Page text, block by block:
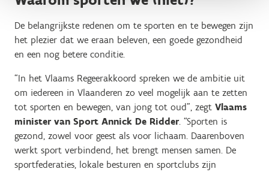
De belangrijkste redenen om te sporten en te bewegen zijn
het plezier dat we eraan beleven, een goede gezondheid
en een nog betere conditie.
“In het Vlaams Regeerakkoord spreken we de ambitie uit
om iedereen in Vlaanderen zo veel mogelijk aan te zetten
tot sporten en bewegen, van jong tot oud”, zegt Vlaams
minister van Sport Annick De Ridder. “Sporten is
gezond, zowel voor geest als voor lichaam. Daarenboven
werkt sport verbindend, het brengt mensen samen. De
sportfederaties, lokale besturen en sportclubs zijn